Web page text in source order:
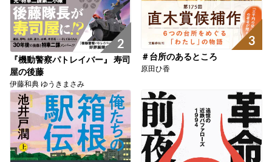
2
『機動警察パトレイバー』 寿司
屋の後藤
伊藤和典 ゆうきまさみ
3
＃台所のあるところ
原田ひ香